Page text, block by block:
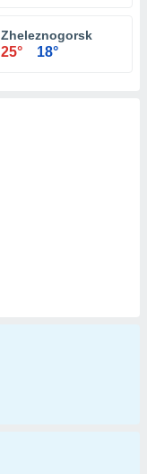
Zheleznogorsk
25° 18°